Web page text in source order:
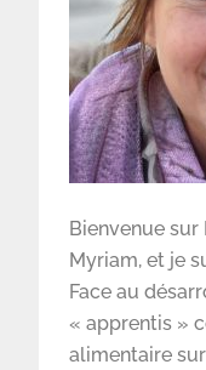
Bienvenue sur
Myriam, et je
Face au
« apprentis »
alimentaire sur